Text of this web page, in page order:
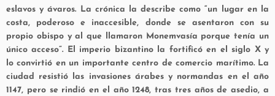
eslavos y ávaros. La crónica la describe como “un lugar en la
costa, poderoso e inaccesible, donde se asentaron con su
propio obispo y al que llamaron Monemvasía porque tenía un
único acceso”. El imperio bizantino la fortificó en el siglo X y
lo convirtió en un importante centro de comercio marítimo. La
ciudad resistió las invasiones árabes y normandas en el año
1147, pero se rindió en el año 1248, tras tres años de asedio, a